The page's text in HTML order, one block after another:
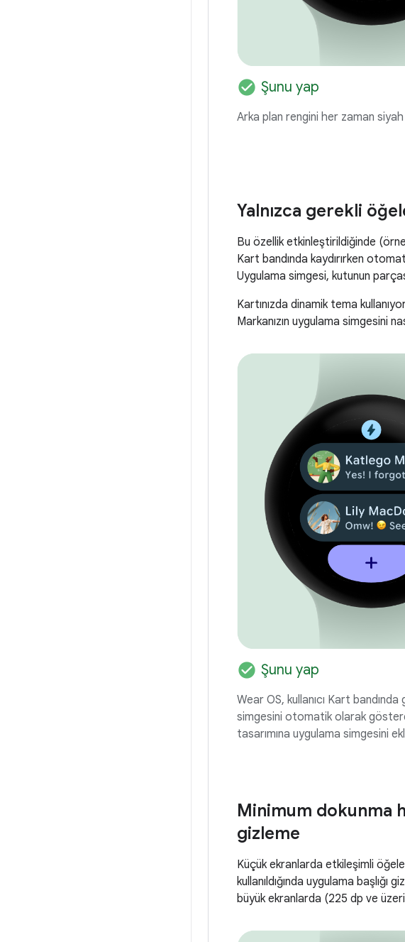
check_circle Şunu yap
Arka plan rengini her zaman
Yalnızca gerekli
Bu özellik etkinleştirildiğinde
Kart bandında kaydırırken
Uygulama simgesi, kutunun
Kartınızda dinamik tema
Markanızın uygulama simgesini
check_circle Şunu yap
Wear OS, kullanıcı Kart
simgesini otomatik olarak
tasarımına uygulama simgesini
Minimum dokunma
gizleme
Küçük ekranlarda etkileşimli
kullanıldığında uygulama
büyük ekranlarda (225 dp ve